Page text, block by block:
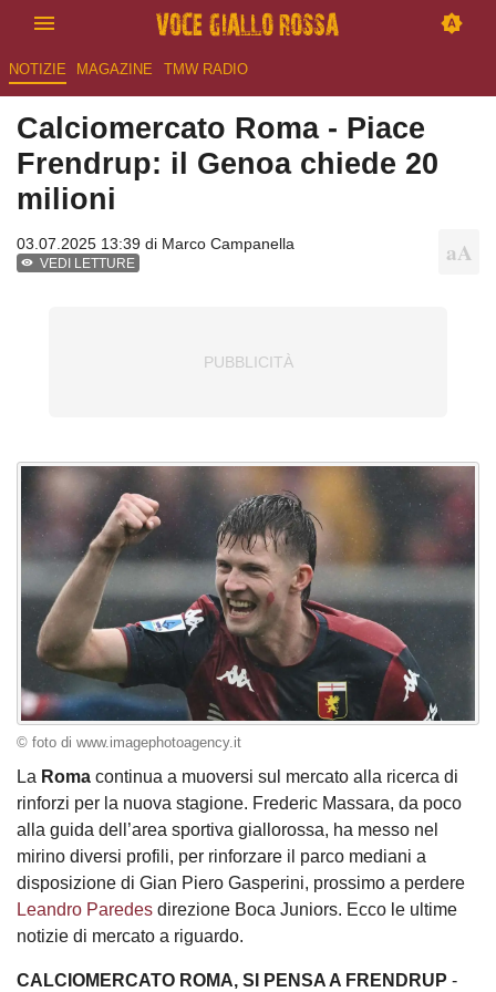
NOTIZIE MAGAZINE TMW RADIO
Calciomercato Roma - Piace
Frendrup: il Genoa chiede 20
milioni
03.07.2025 13:39 di Marco Campanella
VEDI LETTURE
© foto di www.imagephotoagency.it
La Roma continua a muoversi sul mercato alla ricerca di
rinforzi per la nuova stagione. Frederic Massara, da poco
alla guida dell’area sportiva giallorossa, ha messo nel
mirino diversi profili, per rinforzare il parco mediani a
disposizione di Gian Piero Gasperini, prossimo a perdere
Leandro Paredes direzione Boca Juniors. Ecco le ultime
notizie di mercato a riguardo.
CALCIOMERCATO ROMA, SI PENSA A FRENDRUP -